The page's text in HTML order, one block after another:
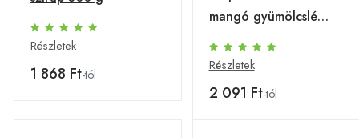
Részletek
1 868 Ft-tól
mangó gyümölcslé
750 ml
Részletek
2 091 Ft-tól